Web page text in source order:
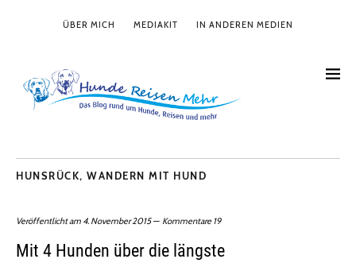
ÜBER MICH MEDIAKIT IN ANDEREN MEDIEN
HUNSRÜCK, WANDERN MIT HUND
Veröffentlicht am 4. November 2015 Kommentare 19
Mit 4 Hunden über die längste